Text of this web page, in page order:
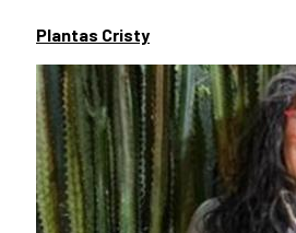
Plantas Cristy